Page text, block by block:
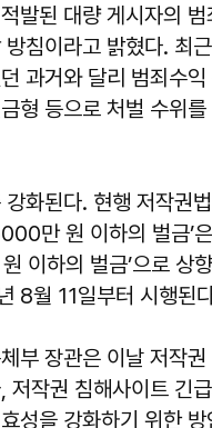
발된 대량 게시자의
방침이라고 밝혔다. 최
과거와 달리 범죄수
형 등으로 처벌 수위
화된다. 현행 저작권법
만 원 이하의 벌금’
이하의 벌금’으로 상
8월 11일부터 시행된
부 장관은 이날 저작권
저작권 침해사이트 긴
성을 강화하기 위한